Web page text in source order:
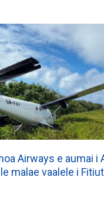
Airways e aumai i
malae vaalele i